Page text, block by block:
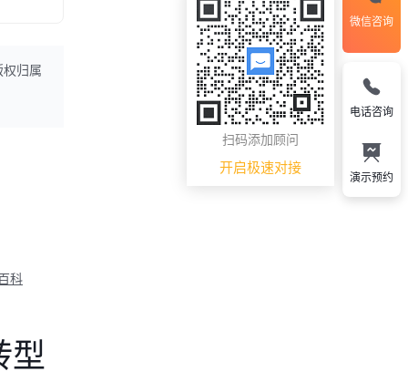
权归属
科
型
微信咨询
扫码添加顾问
开启极速对接
电话咨询
演示预约